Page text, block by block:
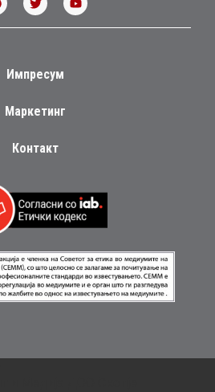
Импресум
Маркетинг
Контакт